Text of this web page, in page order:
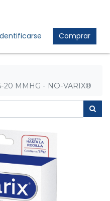
Comprar
20 MMHG - NO-VARIX®